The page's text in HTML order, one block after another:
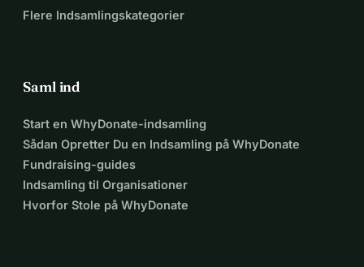
Flere Indsamlingskategorier
Saml ind
Start en WhyDonate-indsamling
Sådan Opretter Du en Indsamling på WhyDonate
Fundraising-guides
Indsamling til Organisationer
Hvorfor Stole på WhyDonate